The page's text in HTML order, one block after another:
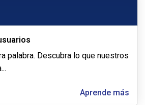
palabra. Descubra lo que nuestros
...
Aprende más